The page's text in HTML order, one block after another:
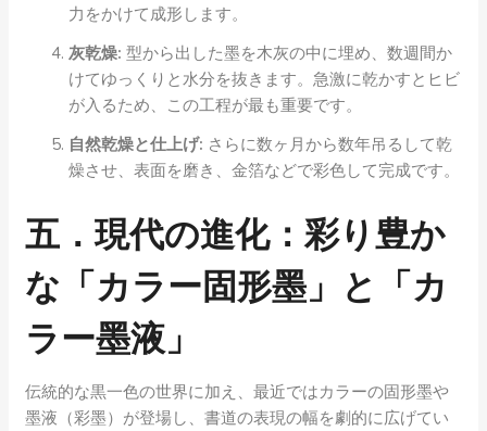
力をかけて成形します。
灰乾燥: 型から出した墨を木灰の中に埋め、数週間か
けてゆっくりと水分を抜きます。急激に乾かすとヒビ
が入るため、この工程が最も重要です。
自然乾燥と仕上げ: さらに数ヶ月から数年吊るして乾
燥させ、表面を磨き、金箔などで彩色して完成です。
五．現代の進化：彩り豊か
な「カラー固形墨」と「カ
ラー墨液」
伝統的な黒一色の世界に加え、最近ではカラーの固形墨や
墨液（彩墨）が登場し、書道の表現の幅を劇的に広げてい